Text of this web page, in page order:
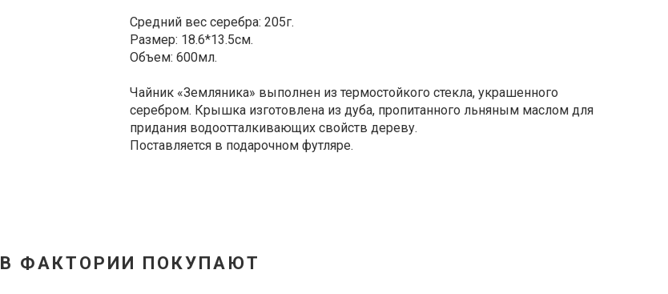
Средний вес серебра: 205г.
Размер: 18.6*13.5см.
Объем: 600мл.
Чайник «Земляника» выполнен из термостойкого стекла, украшенного
серебром. Крышка изготовлена из дуба, пропитанного льняным маслом для
придания водоотталкивающих свойств дереву.
Поставляется в подарочном футляре.
В ФАКТОРИИ ПОКУПАЮТ